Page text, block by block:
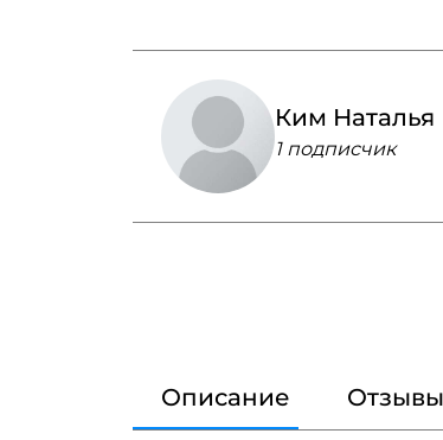
Ким Наталья
1 подписчик
Описание Отзывы